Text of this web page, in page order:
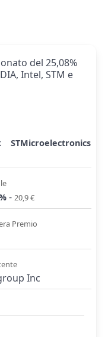
del 25,08%
Intel, STM e
STMicroelectronics
- 20,9 €
Premio
Inc